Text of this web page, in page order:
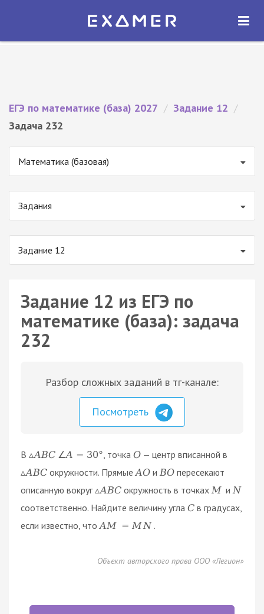
Экзамер — ЕГЭ 2027
ОТКРЫТЬ
ЕГЭ по математике (база) 2027 / Задание 12 /
Задача 232
Математика (базовая)
Задания
Задание 12
Задание 12 из ЕГЭ по
математике (база): задача
232
Разбор сложных заданий в тг-канале:
Посмотреть
В ▵ABC ∠A = 30° , точкаO — центр вписанной в
▵ABCокружности. Прямые AOи BOпересекают
описанную вокруг▵ABCокружность в точках M и N
соответственно. Найдите величину угла C в градусах,
если известно, что AM = M N .
Объект авторского права ООО «Легион»